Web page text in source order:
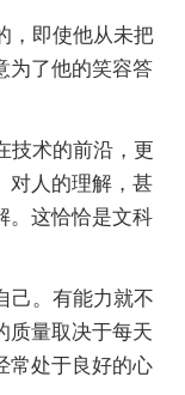
，即使他从未把
为了他的笑容答
技术的前沿，更
对人的理解，甚
。这恰恰是文科
己。有能力就不
质量取决于每天
常处于良好的心